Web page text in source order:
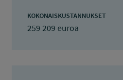
KOKONAISKUSTANNUKSET
259 209 euroa